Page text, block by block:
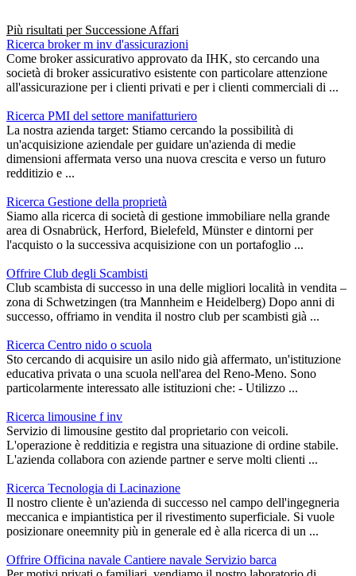
Più risultati per Successione Affari
Ricerca broker m inv d'assicurazioni
Come broker assicurativo approvato da IHK, sto cercando una
società di broker assicurativo esistente con particolare attenzione
all'assicurazione per i clienti privati e per i clienti commerciali di ...
Ricerca PMI del settore manifatturiero
La nostra azienda target: Stiamo cercando la possibilità di
un'acquisizione aziendale per guidare un'azienda di medie
dimensioni affermata verso una nuova crescita e verso un futuro
redditizio e ...
Ricerca Gestione della proprietà
Siamo alla ricerca di società di gestione immobiliare nella grande
area di Osnabrück, Herford, Bielefeld, Münster e dintorni per
l'acquisto o la successiva acquisizione con un portafoglio ...
Offrire Club degli Scambisti
Club scambista di successo in una delle migliori località in vendita –
zona di Schwetzingen (tra Mannheim e Heidelberg) Dopo anni di
successo, offriamo in vendita il nostro club per scambisti già ...
Ricerca Centro nido o scuola
Sto cercando di acquisire un asilo nido già affermato, un'istituzione
educativa privata o una scuola nell'area del Reno-Meno. Sono
particolarmente interessato alle istituzioni che: - Utilizzo ...
Ricerca limousine f inv
Servizio di limousine gestito dal proprietario con veicoli.
L'operazione è redditizia e registra una situazione di ordine stabile.
L'azienda collabora con aziende partner e serve molti clienti ...
Ricerca Tecnologia di Lacinazione
Il nostro cliente è un'azienda di successo nel campo dell'ingegneria
meccanica e impiantistica per il rivestimento superficiale. Si vuole
posizionare oneemnity più in generale ed è alla ricerca di un ...
Offrire Officina navale Cantiere navale Servizio barca